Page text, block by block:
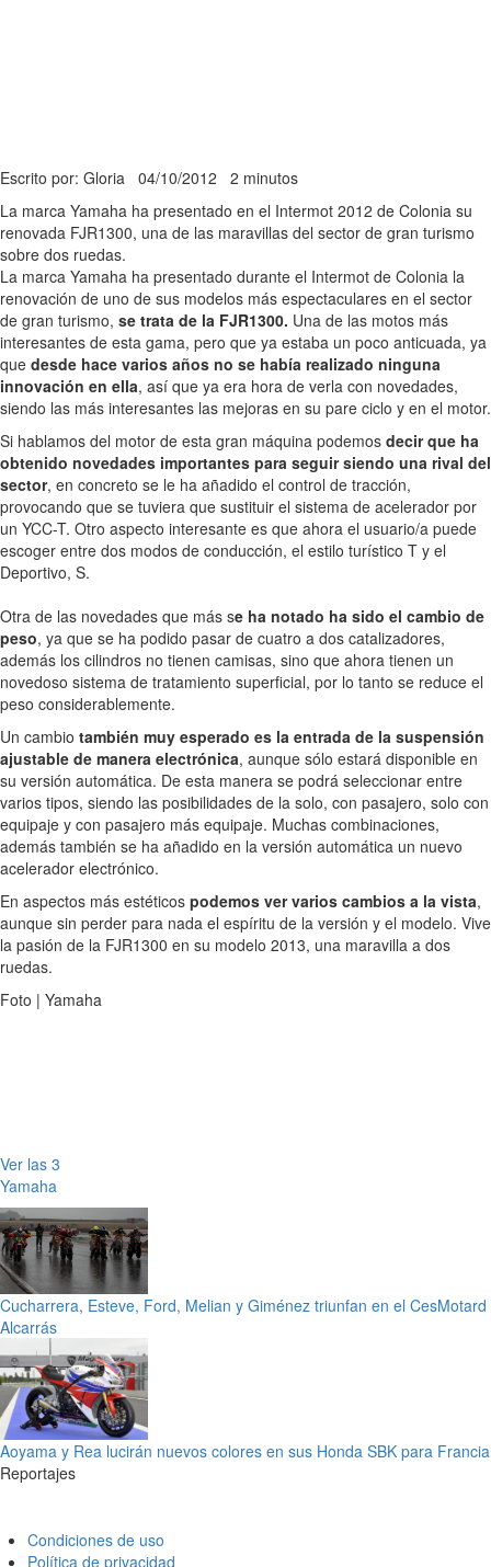
Escrito por: Gloria 04/10/2012 2 minutos
La marca Yamaha ha presentado en el Intermot 2012 de Colonia su
renovada FJR1300, una de las maravillas del sector de gran turismo
sobre dos ruedas.
La marca Yamaha ha presentado durante el Intermot de Colonia la
renovación de uno de sus modelos más espectaculares en el sector
de gran turismo, se trata de la FJR1300. Una de las motos más
interesantes de esta gama, pero que ya estaba un poco anticuada, ya
que desde hace varios años no se había realizado ninguna
innovación en ella, así que ya era hora de verla con novedades,
siendo las más interesantes las mejoras en su pare ciclo y en el motor.
Si hablamos del motor de esta gran máquina podemos decir que ha
obtenido novedades importantes para seguir siendo una rival del
sector, en concreto se le ha añadido el control de tracción,
provocando que se tuviera que sustituir el sistema de acelerador por
un YCC-T. Otro aspecto interesante es que ahora el usuario/a puede
escoger entre dos modos de conducción, el estilo turístico T y el
Deportivo, S.
Otra de las novedades que más se ha notado ha sido el cambio de
peso, ya que se ha podido pasar de cuatro a dos catalizadores,
además los cilindros no tienen camisas, sino que ahora tienen un
novedoso sistema de tratamiento superficial, por lo tanto se reduce el
peso considerablemente.
Un cambio también muy esperado es la entrada de la suspensión
ajustable de manera electrónica, aunque sólo estará disponible en
su versión automática. De esta manera se podrá seleccionar entre
varios tipos, siendo las posibilidades de la solo, con pasajero, solo con
equipaje y con pasajero más equipaje. Muchas combinaciones,
además también se ha añadido en la versión automática un nuevo
acelerador electrónico.
En aspectos más estéticos podemos ver varios cambios a la vista,
aunque sin perder para nada el espíritu de la versión y el modelo. Vive
la pasión de la FJR1300 en su modelo 2013, una maravilla a dos
ruedas.
Foto | Yamaha
Ver las 3
Yamaha
Cucharrera, Esteve, Ford, Melian y Giménez triunfan en el CesMotard
Alcarrás
Aoyama y Rea lucirán nuevos colores en sus Honda SBK para Francia
Reportajes
Condiciones de uso
Política de privacidad